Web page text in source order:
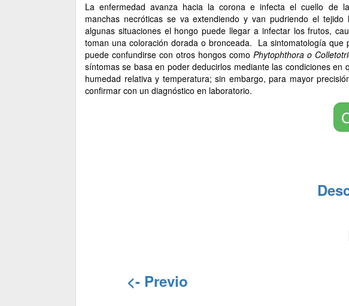
La enfermedad avanza hacia la corona e infecta el cuello de
manchas necróticas se va extendiendo y van pudriendo el
algunas situaciones el hongo puede llegar a infectar los frutos,
toman una coloración dorada o bronceada. La sintomatología que
puede confundirse con otros hongos como Phytophthora o
síntomas se basa en poder deducirlos mediante las condiciones en
humedad relativa y temperatura; sin embargo, para mayor
confirmar con un diagnóstico en laboratorio.
<- Previo